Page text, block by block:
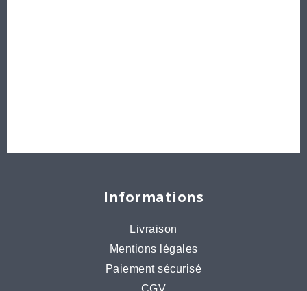
Informations
Livraison
Mentions légales
Paiement sécurisé
CGV